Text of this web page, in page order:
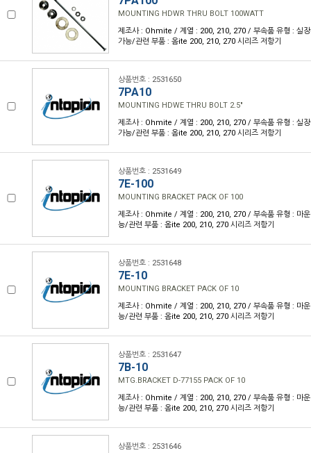
MOUNTING HDWR THRU BOLT 100WATT
제조사 : Ohmite / 계열 : 200, 210, 270 / 부속품 유형 : 실
가능/관련 부품 : 옴ite 200, 210, 270 시리즈 저항기
상품번호 : 2531650
7PA10
MOUNTING HDWE THRU BOLT 2.5"
제조사 : Ohmite / 계열 : 200, 210, 270 / 부속품 유형 : 실
가능/관련 부품 : 옴ite 200, 210, 270 시리즈 저항기
상품번호 : 2531649
7E-100
MOUNTING BRACKET PACK OF 100
제조사 : Ohmite / 계열 : 200, 210, 270 / 부속품 유형 : 마
능/관련 부품 : 옴ite 200, 210, 270 시리즈 저항기
상품번호 : 2531648
7E-10
MOUNTING BRACKET PACK OF 10
제조사 : Ohmite / 계열 : 200, 210, 270 / 부속품 유형 : 마
능/관련 부품 : 옴ite 200, 210, 270 시리즈 저항기
상품번호 : 2531647
7B-10
MTG.BRACKET D-77155 PACK OF 10
제조사 : Ohmite / 계열 : 200, 210, 270 / 부속품 유형 : 마
능/관련 부품 : 옴ite 200, 210, 270 시리즈 저항기
상품번호 : 2531646